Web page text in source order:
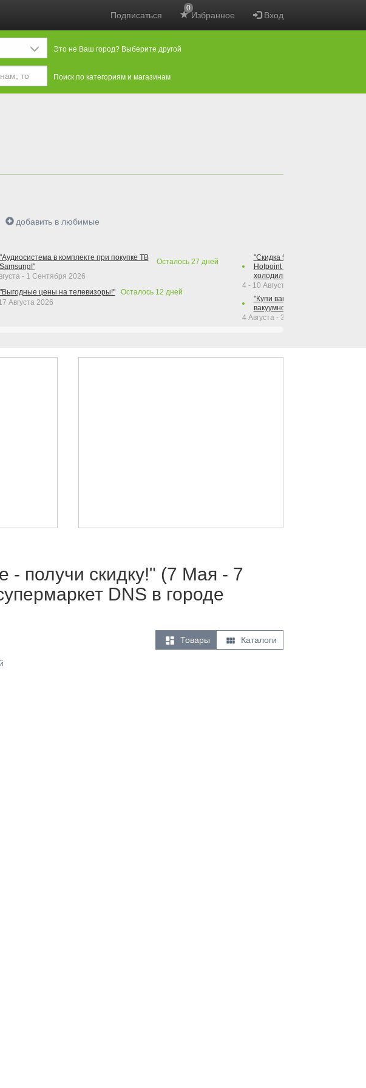
Подписаться Избранное
0
Вход
Это не Ваш город? Выберите другой
Поиск по категориям и магазинам
добавить в любимые
"Аудиосистема в комплекте при покупке ТВ
Samsung!"
Осталось 27 дней
- 1 Сентября 2026
"Выгодные цены на телевизоры!"
Осталось 12 дней
Августа 2026
"Скидка 50% на варочную
Hotpoint при покупке духового
холодильника Hotpoint!"
4 - 10 Августа 2026
"Купи вакуумный упаковщик +
вакуумного упаковщика =
4 Августа - 30 Сентября 2026
- получи скидку!" (7 Мая - 7
DNS в городе
 Товары  Каталоги